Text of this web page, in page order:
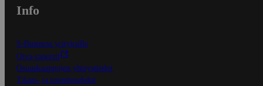
Info
S-Business yrityksille
Oiva-raportit
Osuuskauppojen yhteystiedot
Tilaus- ja toimitusehdot